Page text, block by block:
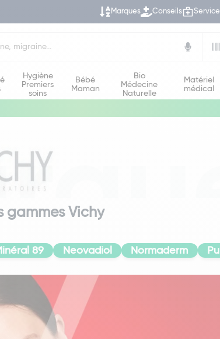
Marques Conseils
Hygiène
Premiers
soins
Bébé
Maman
Bio
Médecine
Naturelle
Matériel
médical
gammes Vichy
89 Neovadiol Normaderm